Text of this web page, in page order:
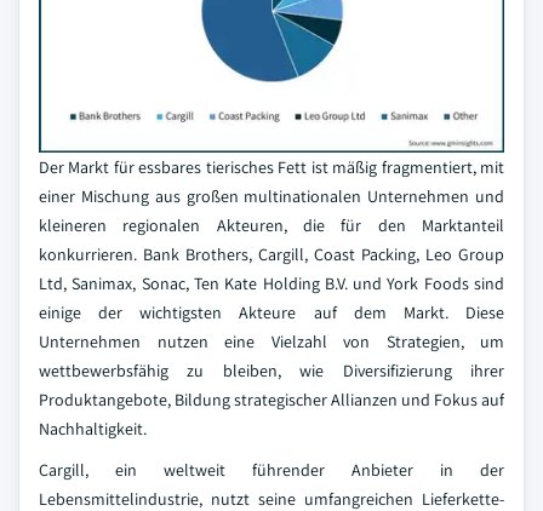
Der Markt für essbares tierisches Fett ist mäßig fragmentiert, mit
einer Mischung aus großen multinationalen Unternehmen und
kleineren regionalen Akteuren, die für den Marktanteil
konkurrieren. Bank Brothers, Cargill, Coast Packing, Leo Group
Ltd, Sanimax, Sonac, Ten Kate Holding B.V. und York Foods sind
einige der wichtigsten Akteure auf dem Markt. Diese
Unternehmen nutzen eine Vielzahl von Strategien, um
wettbewerbsfähig zu bleiben, wie Diversifizierung ihrer
Produktangebote, Bildung strategischer Allianzen und Fokus auf
Nachhaltigkeit.
Cargill, ein weltweit führender Anbieter in der
Lebensmittelindustrie, nutzt seine umfangreichen Lieferkette-